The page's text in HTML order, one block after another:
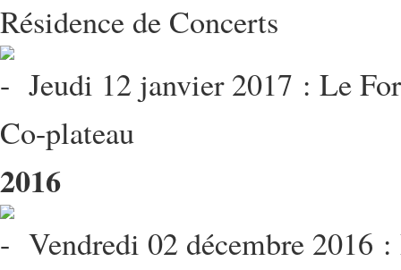
Résidence de Concerts
Jeudi 12 janvier 2017 : Le
Co-plateau
2016
Vendredi 02 décembre 2016